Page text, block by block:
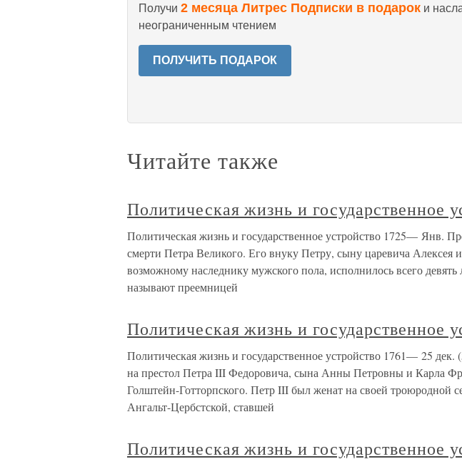
Получи 2 месяца Литрес Подписки в подарок и
неограниченным чтением
ПОЛУЧИТЬ ПОДАРОК
Читайте также
Политическая жизнь и государственное
Политическая жизнь и государственное устройство 1725— Янв.
смерти Петра Великого. Его внуку Петру, сыну царевича Алексея
возможному наследнику мужского пола, исполнилось всего
называют преемницей
Политическая жизнь и государственное
Политическая жизнь и государственное устройство 1761— 25 дек.
на престол Петра III Федоровича, сына Анны Петровны и Карла
Голштейн-Готторпского. Петр III был женат на своей троюродной
Ангальт-Цербстской, ставшей
Политическая жизнь и государственное